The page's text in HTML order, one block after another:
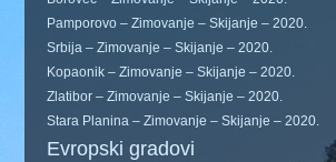
Pamporovo – Zimovanje – Skijanje – 2020.
Srbija – Zimovanje – Skijanje – 2020.
Kopaonik – Zimovanje – Skijanje – 2020.
Zlatibor – Zimovanje – Skijanje – 2020.
Stara Planina – Zimovanje – Skijanje – 2020.
Evropski gradovi